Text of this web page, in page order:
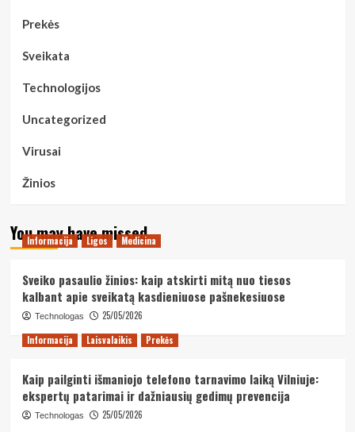
Prekės
Sveikata
Technologijos
Uncategorized
Virusai
Žinios
You may have missed
Informacija Ligos Medicina
Sveiko pasaulio žinios: kaip atskirti mitą nuo tiesos
kalbant apie sveikatą kasdieniuose pašnekesiuose
Technologas
25/05/2026
Informacija
Laisvalaikis Prekės
Kaip pailginti išmaniojo telefono tarnavimo laiką Vilniuje:
ekspertų patarimai ir dažniausių gedimų prevencija
Technologas
25/05/2026